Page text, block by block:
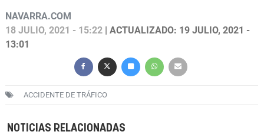
NAVARRA.COM
18 JULIO, 2021 - 15:22 | ACTUALIZADO: 19 JULIO, 2021 -
13:01
ACCIDENTE DE TRÁFICO
NOTICIAS RELACIONADAS